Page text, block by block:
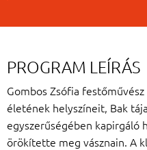
PROGRAM LEÍRÁS
Gombos Zsófia
életének helyszíneit, Bak
egyszerűségében kapirgáló
örökítette meg vásznain. A